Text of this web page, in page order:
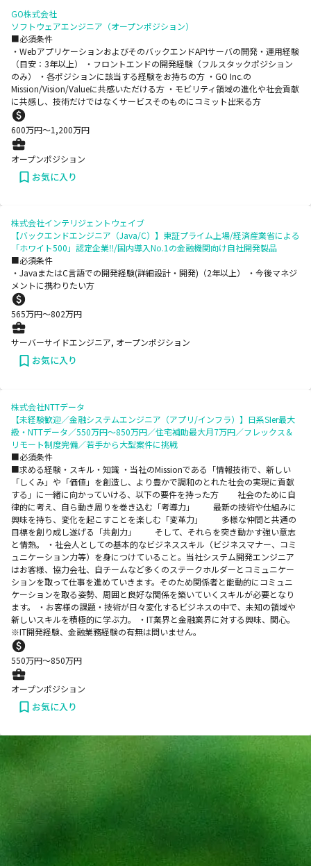
GO株式会社
ソフトウェアエンジニア（オープンポジション）
■必須条件
・WebアプリケーションおよびそのバックエンドAPIサーバの開発・運用経験
（目安：3年以上） ・フロントエンドの開発経験（フルスタックポジション
のみ） ・各ポジションに該当する経験をお持ちの方 ・GO Inc.の
Mission/Vision/Valueに共感いただける方 ・モビリティ領域の進化や社会貢献
に共感し、技術だけではなくサービスそのものにコミット出来る方
600万円〜1,200万円
オープンポジション
お気に入り
株式会社インテリジェントウェイブ
【バックエンドエンジニア（Java/C）】東証プライム上場/経済産業省による
「ホワイト500」認定企業‼/国内導入No.1の金融機関向け自社開発製品
■必須条件
・JavaまたはC⾔語での開発経験(詳細設計・開発)（2年以上） ・今後マネジ
メントに携わりたい⽅
565万円〜802万円
サーバーサイドエンジニア, オープンポジション
お気に入り
株式会社NTTデータ
【未経験歓迎／金融システムエンジニア（アプリ/インフラ）】日系SIer最大
級・NTTデータ／550万円～850万円／住宅補助最大月7万円／フレックス＆
リモート制度完備／若手から大型案件に挑戦
■必須条件
■求める経験・スキル・知識 ・当社のMissionである「情報技術で、新しい
「しくみ」や「価値」を創造し、より豊かで調和のとれた社会の実現に貢献
する」に一緒に向かっていける、以下の要件を持った方 社会のために自
律的に考え、自ら動き周りを巻き込む「考導力」 最新の技術や仕組みに
興味を持ち、変化を起こすことを楽しむ「変革力」 多様な仲間と共通の
目標を創り成し遂げる「共創力」 そして、それらを突き動かす強い意志
と情熱。 ・社会人としての基本的なビジネススキル（ビジネスマナー、コミ
ュニケーション力等）を身につけていること。当社システム開発エンジニア
はお客様、協力会社、自チームなど多くのステークホルダーとコミュニケー
ションを取って仕事を進めていきます。そのため関係者と能動的にコミュニ
ケーションを取る姿勢、周囲と良好な関係を築いていくスキルが必要となり
ます。 ・お客様の課題・技術が日々変化するビジネスの中で、未知の領域や
新しいスキルを積極的に学ぶ力。 ・IT業界と金融業界に対する興味、関心。
※IT開発経験、金融業務経験の有無は問いません。
550万円〜850万円
オープンポジション
お気に入り